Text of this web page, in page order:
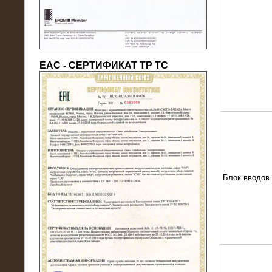
22.05.2016
Нагрузочный модуль в контейнере
10 МВт (0,4 кВ - напряжение)
ЕАС - СЕРТИФИКАТ ТР ТС
Блок вводов